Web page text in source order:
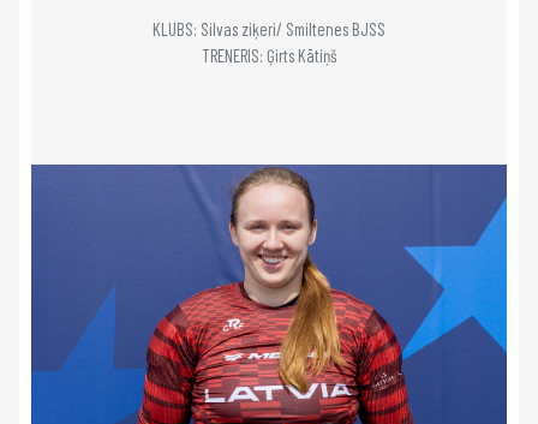
KLUBS: Silvas ziķeri/ Smiltenes BJSS
TRENERIS: Ģirts Kātiņš